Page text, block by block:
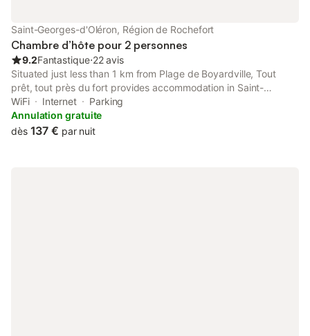
Saint-Georges-d'Oléron, Région de Rochefort
Chambre d’hôte pour 2 personnes
9.2Fantastique⋅22 avis
Situated just less than 1 km from Plage de Boyardville, Tout
prêt, tout près du fort provides accommodation in Saint-
Georges-dʼOléron with access to a casino, a garden, as well as
full-day security.
WiFi Internet
Parking
Annulation gratuite
dès 137 € par nuit